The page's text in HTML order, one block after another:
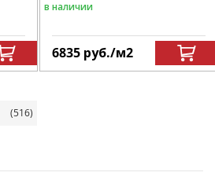
в наличии
6835 руб./м2
(516)